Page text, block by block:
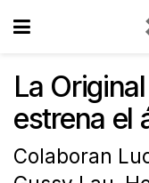
La
estrena el
Colaboran